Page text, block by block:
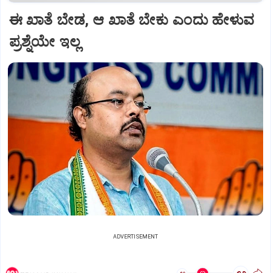
ಈ ಖಾತೆ ಬೇಡ, ಆ ಖಾತೆ ಬೇಕು ಎಂದು ಹೇಳುವ
ಪ್ರಶ್ನೆಯೇ ಇಲ್ಲ
ADVERTISEMENT